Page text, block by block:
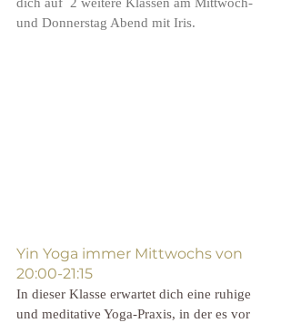
und Donnerstag Abend mit Iris.
Yin Yoga immer Mittwochs von
20:00-21:15
In dieser Klasse erwartet dich eine ruhige
und meditative Yoga-Praxis, in der es vor